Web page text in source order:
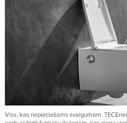
Viss, kas nepieciešams svaigumam. TECE